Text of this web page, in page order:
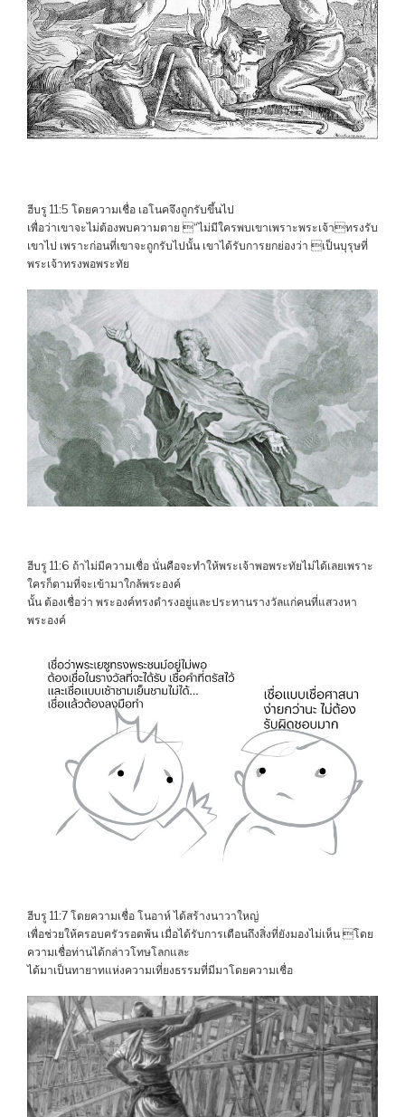
ฮีบรู 11:5 โดยความเชื่อ เอโนคจึงถูกรับขึ้นไป
เพื่อว่าเขาจะไม่ต้องพบความตาย “ไม่มีใครพบเขาเพราะพระเจ้าทรงรับ
เขาไป เพราะก่อนที่เขาจะถูกรับไปนั้น เขาได้รับการยกย่องว่า เป็นบุรุษที่
พระเจ้าทรงพอพระทัย
ฮีบรู 11:6 ถ้าไม่มีความเชื่อ นั่นคือจะทำให้พระเจ้าพอพระทัยไม่ได้เลยเพราะ
ใครก็ตามที่จะเข้ามาใกล้พระองค์
นั้น ต้องเชื่อว่า พระองค์ทรงดำรงอยู่และประทานรางวัลแก่คนที่แสวงหา
พระองค์
ฮีบรู 11:7 โดยความเชื่อ โนอาห์ ได้สร้างนาวาใหญ่
เพื่อช่วยให้ครอบครัวรอดพ้น เมื่อได้รับการเตือนถึงสิ่งที่ยังมองไม่เห็น โดย
ความเชื่อท่านได้กล่าวโทษโลกและ
ได้มาเป็นทายาทแห่งความเที่ยงธรรมที่มีมาโดยความเชื่อ